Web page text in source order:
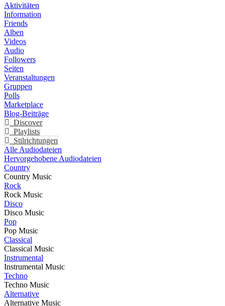
Aktivitäten
Information
Friends
Alben
Videos
Audio
Followers
Seiten
Veranstaltungen
Gruppen
Polls
Marketplace
Blog-Beiträge
Discover
Playlists
Stilrichtungen
Alle Audiodateien
Hervorgehobene Audiodateien
Country
Country Music
Rock
Rock Music
Disco
Disco Music
Pop
Pop Music
Classical
Classical Music
Instrumental
Instrumental Music
Techno
Techno Music
Alternative
Alternative Music